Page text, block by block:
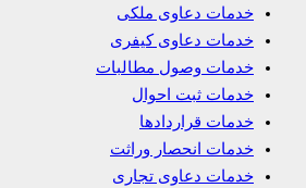
خدمات دعاوی ملکی
خدمات دعاوی کیفری
خدمات وصول مطالبات
خدمات ثبت احوال
خدمات قراردادها
خدمات انحصار وراثت
خدمات دعاوی تجاری